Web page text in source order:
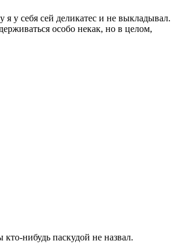
у себя сей деликатес и не выкладывал.
особо некак, но в целом,
нибудь паскудой не назвал.